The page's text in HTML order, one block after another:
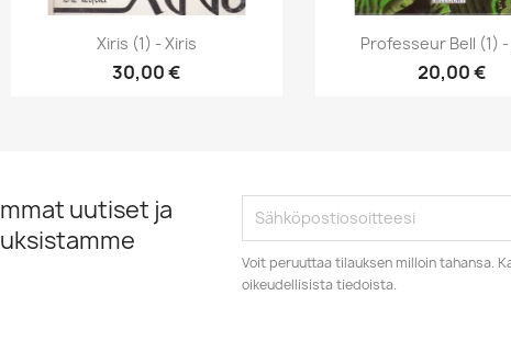
Pikakatselu
Xiris (1) - Xiris
30,00 €

Professeur Bell (1) -
20,00 €
uutiset ja
Voit peruuttaa tilauksen milloin tahansa.
oikeudellisista tiedoista.